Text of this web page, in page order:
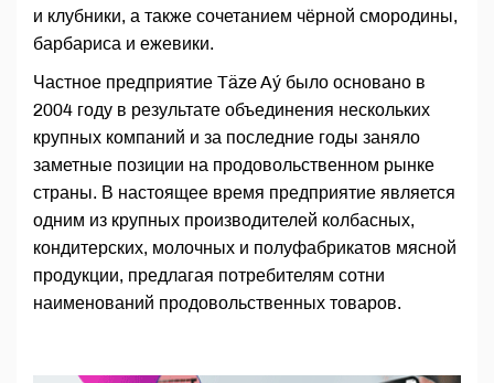
и клубники, а также сочетанием чёрной смородины,
барбариса и ежевики.
Частное предприятие Täze Aý было основано в
2004 году в результате объединения нескольких
крупных компаний и за последние годы заняло
заметные позиции на продовольственном рынке
страны. В настоящее время предприятие является
одним из крупных производителей колбасных,
кондитерских, молочных и полуфабрикатов мясной
продукции, предлагая потребителям сотни
наименований продовольственных товаров.